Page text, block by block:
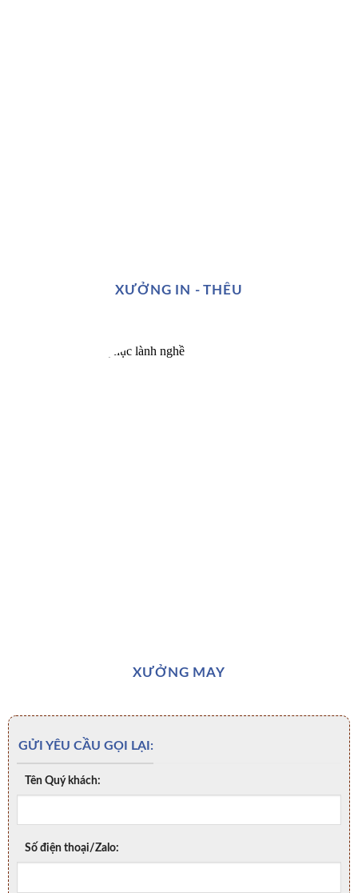
XƯỞNG IN - THÊU
XƯỞNG MAY
GỬI YÊU CẦU GỌI LẠI:
Tên Quý khách:
Số điện thoại/Zalo: